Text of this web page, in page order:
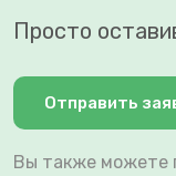
Просто
Отправить
Вы также можете